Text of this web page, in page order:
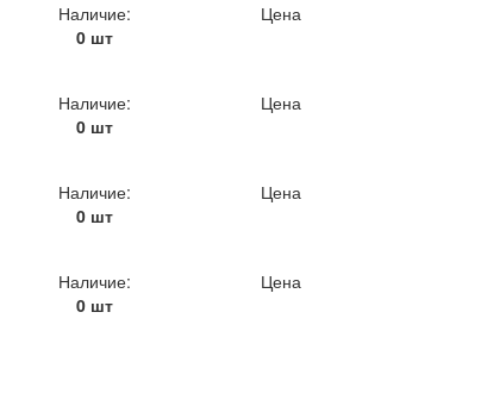
Наличие:
0 шт
Цена
Наличие:
0 шт
Цена
Наличие:
0 шт
Цена
Наличие:
0 шт
Цена